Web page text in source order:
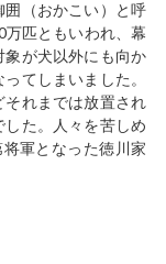
（おかこい）と呼
匹ともいわれ、幕
が犬以外にも向か
てしまいました。
それまでは放置され
た。人々を苦しめ
軍となった徳川家